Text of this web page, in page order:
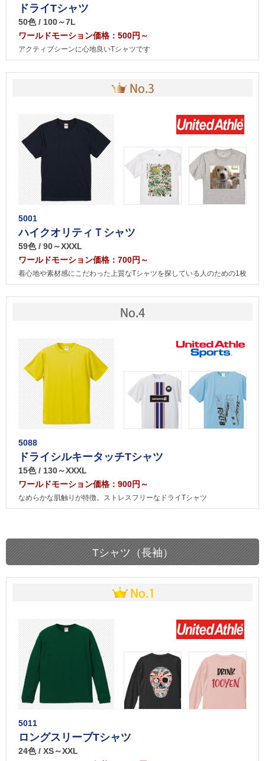
ドライTシャツ
50色 / 100～7L
ワールドモーション価格：500円～
アクティブシーンに心地良いTシャツです
5001
ハイクオリティＴシャツ
59色 / 90～XXXL
ワールドモーション価格：700円～
着心地や素材感にこだわった上質なTシャツを探している人のための1枚
5088
ドライシルキータッチTシャツ
15色 / 130～XXXL
ワールドモーション価格：900円～
なめらかな肌触りが特徴。ストレスフリーなドライTシャツ
Tシャツ（長袖）
5011
ロングスリーブTシャツ
24色 / XS～XXL